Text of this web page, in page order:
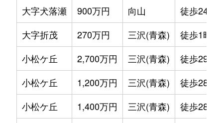
大字犬落瀬
900万円 向山
徒歩24分
大字折茂
270万円 三沢(青森)
徒歩1時
小松ケ丘
2,700万円 三沢(青森)
徒歩29分
小松ケ丘
1,200万円 三沢(青森)
徒歩28分
小松ケ丘
1,400万円 三沢(青森)
徒歩28分